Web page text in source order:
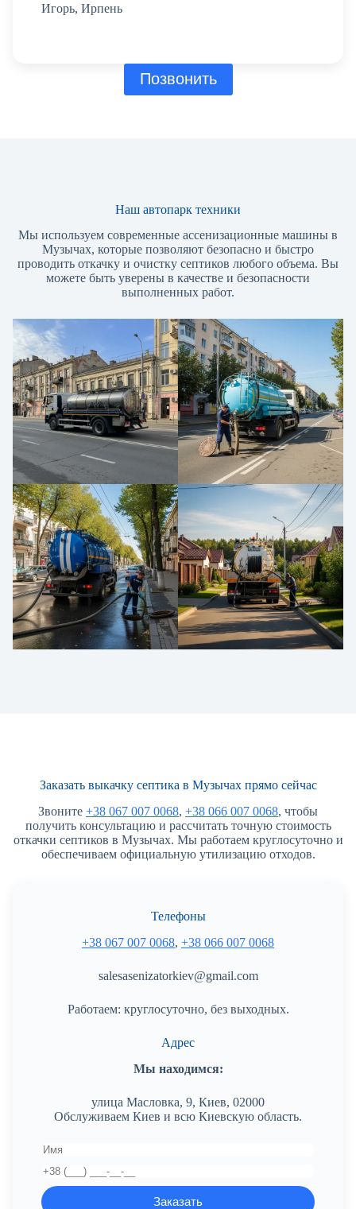
Игорь, Ирпень
Позвонить
Наш автопарк техники
Мы используем современные ассенизационные машины в
Музычах, которые позволяют безопасно и быстро
проводить откачку и очистку септиков любого объема. Вы
можете быть уверены в качестве и безопасности
выполненных работ.
Заказать выкачку септика в Музычах прямо сейчас
Звоните +38 067 007 0068, +38 066 007 0068, чтобы
получить консультацию и рассчитать точную стоимость
откачки септиков в Музычах. Мы работаем круглосуточно и
обеспечиваем официальную утилизацию отходов.
Телефоны
+38 067 007 0068, +38 066 007 0068
salesasenizatorkiev@gmail.com
Работаем: круглосуточно, без выходных.
Адрес
Мы находимся:
улица Масловка, 9, Киев, 02000
Обслуживаем Киев и всю Киевскую область.